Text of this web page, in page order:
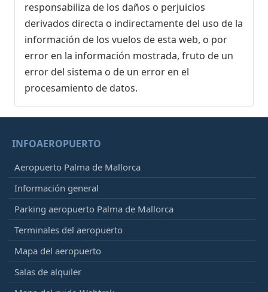
responsabiliza de los daños o perjuicios
derivados directa o indirectamente del uso de la
información de los vuelos de esta web, o por
error en la información mostrada, fruto de un
error del sistema o de un error en el
procesamiento de datos.
INFOAEROPUERTO
Aeropuerto Palma de Mallorca
Información general
Parking aeropuerto Palma de Mallorca
Terminales del aeropuerto
Mapa del aeropuerto
Salas de alquiler